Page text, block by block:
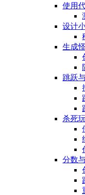
使用
设计
生成
跳跃
杀死
分数